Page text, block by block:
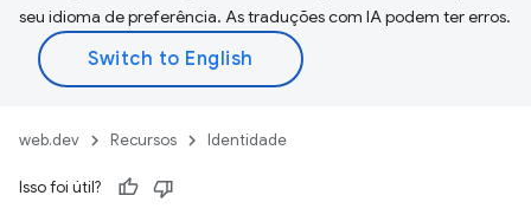
seu idioma de preferência. As traduções com IA podem ter erros.
web.dev Recursos Identidade
Isso foi útil?